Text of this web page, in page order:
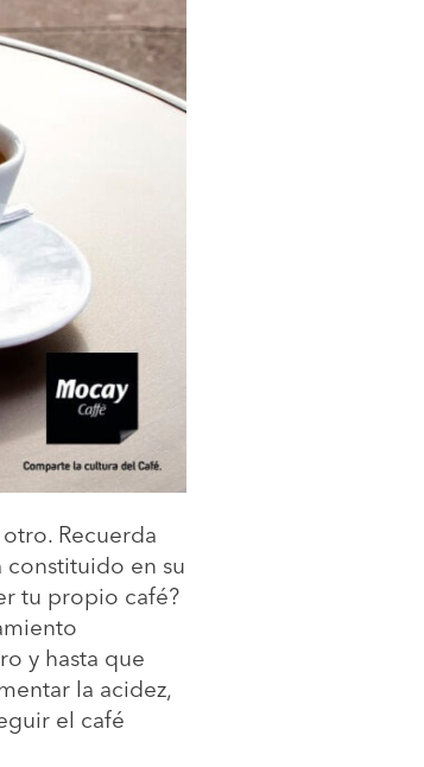
Recuerda
en su
tu propio café?
y hasta que
la acidez,
el café